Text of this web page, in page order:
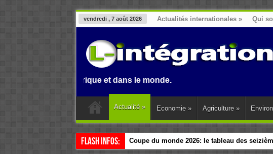
vendredi , 7 août 2026 Actualités internationales » Qui
en Afrique et dans le monde.
Actualité » Economie » Agriculture »
Flash Infos: Coupe du monde 2026: le tableau des
Esclavage: à Accra, l’Afrique et sa diaspora